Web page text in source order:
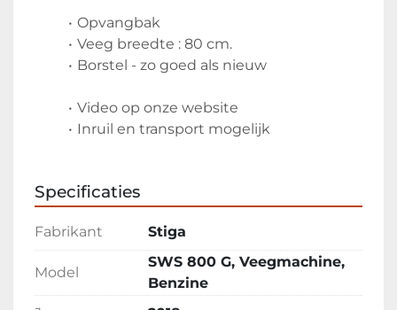
Opvangbak
Veeg breedte : 80 cm.
Borstel - zo goed als nieuw
Video op onze website
Inruil en transport mogelijk
Specificaties
Fabrikant Stiga
Model
SWS 800 G, Veegmachine,
Benzine